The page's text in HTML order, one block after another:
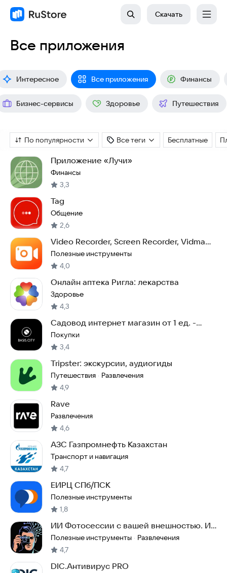
Скачать
Все приложения
Интересное Все приложения Финансы
Бизнес-сервисы Здоровье Путешествия
По популярности Все теги Бесплатные
Приложение «Лучи»
Финансы
3,3
Tag
Общение
2,6
Video Recorder, Screen Recorder, Vidma
Record Lite
Полезные инструменты
4,0
Онлайн аптека Ригла: лекарства
Здоровье
4,3
Садовод интернет магазин от 1 ед. -
BAZIS
Покупки
3,4
Tripster: экскурсии, аудиогиды
Путешествия · Развлечения
4,9
Rave
Развлечения
4,6
АЗС Газпромнефть Казахстан
Транспорт и навигация
4,7
ЕИРЦ СПб/ПСК
Полезные инструменты
1,8
ИИ Фотосессии с вашей внешностью. ИИ
фото с AI
Полезные инструменты · Развлечения
4,7
DIC.Антивирус PRO